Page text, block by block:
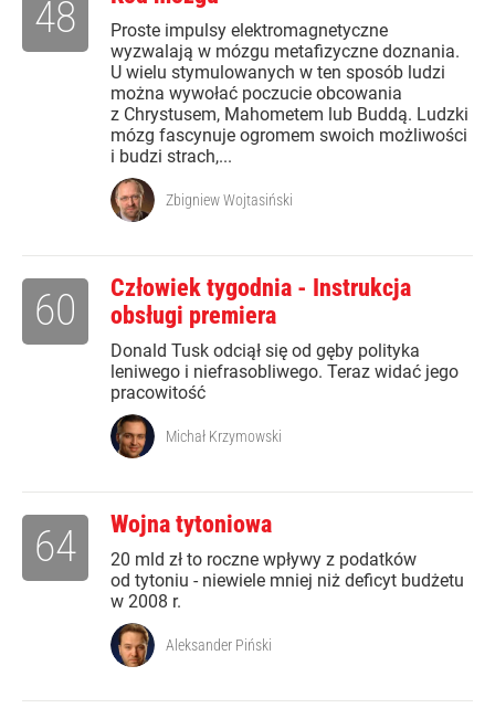
Proste impulsy elektromagnetyczne
wyzwalają w mózgu metafizyczne doznania.
U wielu stymulowanych w ten sposób ludzi
można wywołać poczucie obcowania
z Chrystusem, Mahometem lub Buddą. Ludzki
mózg fascynuje ogromem swoich możliwości
i budzi strach,...
48
Zbigniew Wojtasiński
Człowiek tygodnia - Instrukcja
obsługi premiera
Donald Tusk odciął się od gęby polityka
leniwego i niefrasobliwego. Teraz widać jego
pracowitość
60
Michał Krzymowski
Wojna tytoniowa
20 mld zł to roczne wpływy z podatków
od tytoniu - niewiele mniej niż deficyt budżetu
w 2008 r.
64
Aleksander Piński